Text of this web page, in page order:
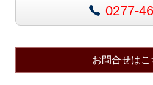
0277-
お問合せはこ